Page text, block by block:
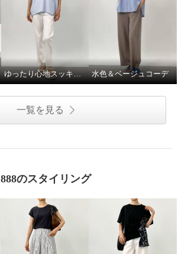
ゆったり心地スッキリ見え 水色＆ベージュコーデ
一覧を見る
888のスタイリング